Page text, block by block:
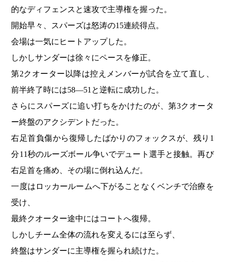
的なディフェンスと速攻で主導権を握った。
開始早々、スパーズは怒涛の15連続得点。
会場は一気にヒートアップした。
しかしサンダーは徐々にペースを修正。
第2クオーター以降は控えメンバーが試合を立て直し、
前半終了時には58―51と逆転に成功した。
さらにスパーズに追い打ちをかけたのが、第3クオータ
ー終盤のアクシデントだった。
右足首負傷から復帰したばかりのフォックスが、残り1
分11秒のルーズボール争いでデュート選手と接触。再び
右足首を痛め、その場に倒れ込んだ。
一度はロッカールームへ下がることなくベンチで治療を
受け、
最終クオーター途中にはコートへ復帰。
しかしチーム全体の流れを変えるには至らず、
終盤はサンダーに主導権を握られ続けた。